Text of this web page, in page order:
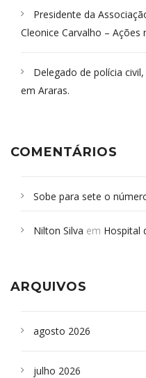
Presidente da
Cleonice Carvalho – Ações
Delegado de polícia
em Araras.
COMENTÁRIOS
Sobe para sete o
Campoformosenses que
Nilton Silva em Hospital
ARQUIVOS
agosto 2026
julho 2026